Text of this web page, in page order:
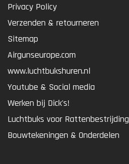
Privacy Policy
Verzenden & retourneren
Sitemap
Airgunseurope.com
www.luchtbukshuren.nl
Youtube & Social media
Werken bij Dick's!
Luchtbuks voor Rattenbestrijding
Bouwtekeningen & Onderdelen